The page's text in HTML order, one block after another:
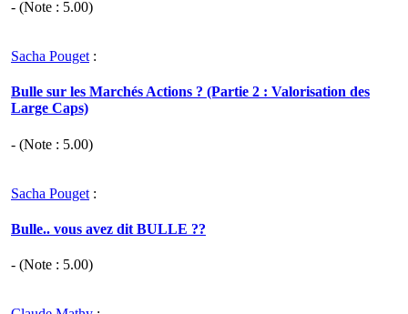
- (Note : 5.00)
Sacha Pouget :
Bulle sur les Marchés Actions ? (Partie 2 : Valorisation des
Large Caps)
- (Note : 5.00)
Sacha Pouget :
Bulle.. vous avez dit BULLE ??
- (Note : 5.00)